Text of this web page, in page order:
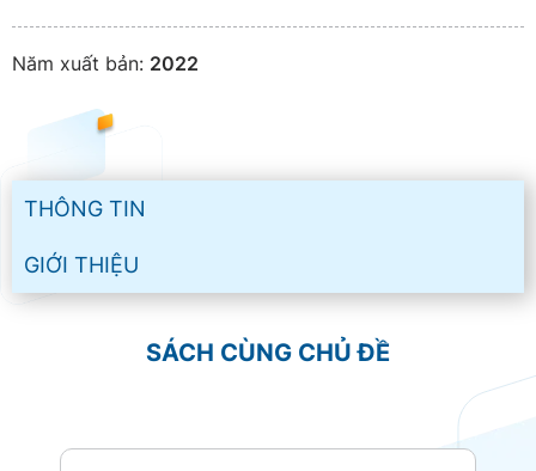
Năm xuất bản: 2022
THÔNG TIN
GIỚI THIỆU
SÁCH CÙNG CHỦ ĐỀ